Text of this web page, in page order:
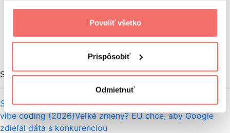
Povoliť všetko
Prispôsobiť
Odmietnuť
Súvisiace články
Sprievodca A/B testovaním stránokNajlepšie nástroje pre
vibe coding (2026)Veľké zmeny? EÚ chce, aby Google
zdieľal dáta s konkurenciou